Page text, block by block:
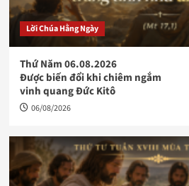
Lời Chúa Hằng Ngày
Thứ Năm 06.08.2026
Được biến đổi khi chiêm ngắm
vinh quang Đức Kitô
06/08/2026